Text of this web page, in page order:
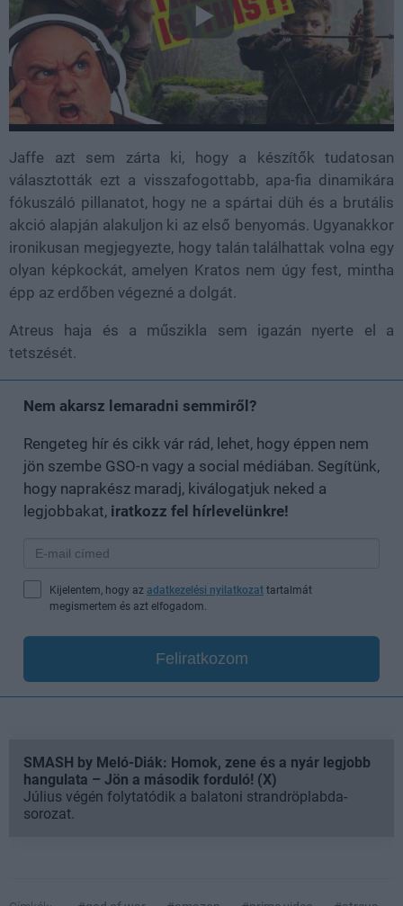
Jaffe azt sem zárta ki, hogy a készítők tudatosan
választották ezt a visszafogottabb, apa-fia dinamikára
fókuszáló pillanatot, hogy ne a spártai düh és a brutális
akció alapján alakuljon ki az első benyomás. Ugyanakkor
ironikusan megjegyezte, hogy talán találhattak volna egy
olyan képkockát, amelyen Kratos nem úgy fest, mintha
épp az erdőben végezné a dolgát.
Atreus haja és a műszikla sem igazán nyerte el a
tetszését.
Nem akarsz lemaradni semmiről?
Rengeteg hír és cikk vár rád, lehet, hogy éppen nem
jön szembe GSO-n vagy a social médiában. Segítünk,
hogy naprakész maradj, kiválogatjuk neked a
legjobbakat, iratkozz fel hírlevelünkre!
Kijelentem, hogy az adatkezelési nyilatkozat tartalmát
megismertem és azt elfogadom.
Feliratkozom
SMASH by Meló-Diák: Homok, zene és a nyár legjobb
hangulata – Jön a második forduló! (X)
Július végén folytatódik a balatoni strandröplabda-
sorozat.